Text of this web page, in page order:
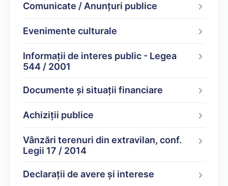
Comunicate / Anunțuri publice
Evenimente culturale
Informații de interes public - Legea
544 / 2001
Documente şi situaţii financiare
Achiziții publice
Vânzări terenuri din extravilan, conf.
Legii 17 / 2014
Declarații de avere şi interese